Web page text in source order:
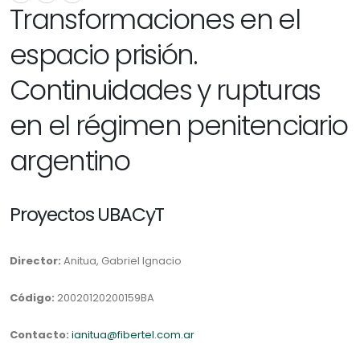
Transformaciones en el
espacio prisión.
Continuidades y rupturas
en el régimen penitenciario
argentino
Proyectos UBACyT
Director: Anitua, Gabriel Ignacio
Código: 20020120200159BA
Contacto: ianitua@fibertel.com.ar